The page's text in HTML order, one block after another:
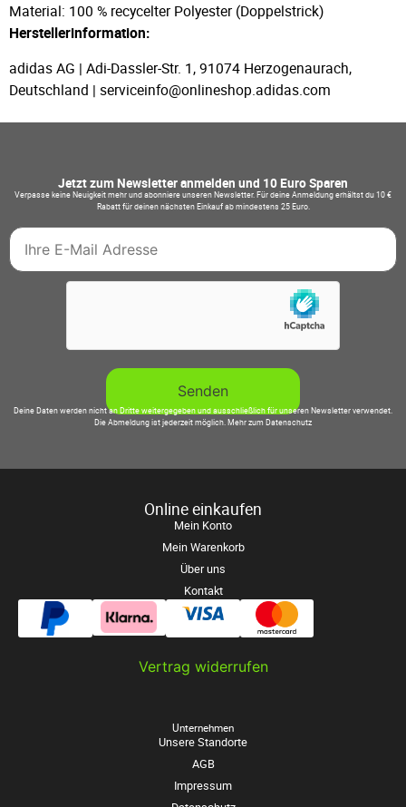
Material: 100 % recycelter Polyester (Doppelstrick)
Herstellerinformation:
adidas AG | Adi-Dassler-Str. 1, 91074 Herzogenaurach,
Deutschland | serviceinfo@onlineshop.adidas.com
Jetzt zum Newsletter anmelden und 10 Euro Sparen
Verpasse keine Neuigkeit mehr und abonniere unseren Newsletter. Für deine Anmeldung erhältst du 10 €
Rabatt für deinen nächsten Einkauf ab mindestens 25 Euro.
Deine Daten werden nicht an Dritte weitergegeben und ausschließlich für unseren Newsletter verwendet.
Die Abmeldung ist jederzeit möglich.Mehr zum Datenschutz
Online einkaufen
Mein Konto
Mein Warenkorb
Über uns
Kontakt
Vertrag widerrufen
Unternehmen
Unsere Standorte
AGB
Impressum